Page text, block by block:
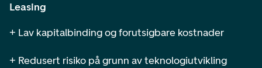
Leasing
+ Lav kapitalbinding og forutsigbare kostnader
+ Redusert risiko på grunn av teknologiutvikling